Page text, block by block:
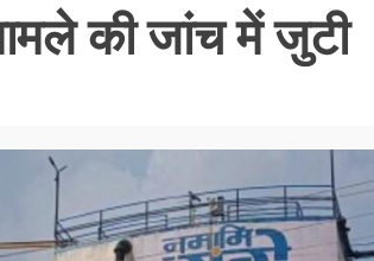
की जांच में जुटी